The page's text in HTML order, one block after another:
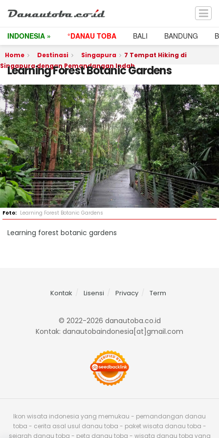
INDONESIA » °DANAU TOBA BALI BANDUNG
Home Destinasi Singapura
7 Tempat Hiking di
Singapura dengan Pemandangan Indah
Learning Forest Botanic Gardens
Learning Forest Botanic Gardens
Learning forest botanic gardens
Kontak Lisensi Privacy Term
© 2022-2026 danautoba.co.id
Kontak: danautobaindonesia[at]gmail.com
Ikon wisata indonesia yang memukau - pemandangan danau
toba - cerita asal usul danau toba - paket wisata danau toba -
sejarah danau toba - peta danau toba - wisata danau toba yang